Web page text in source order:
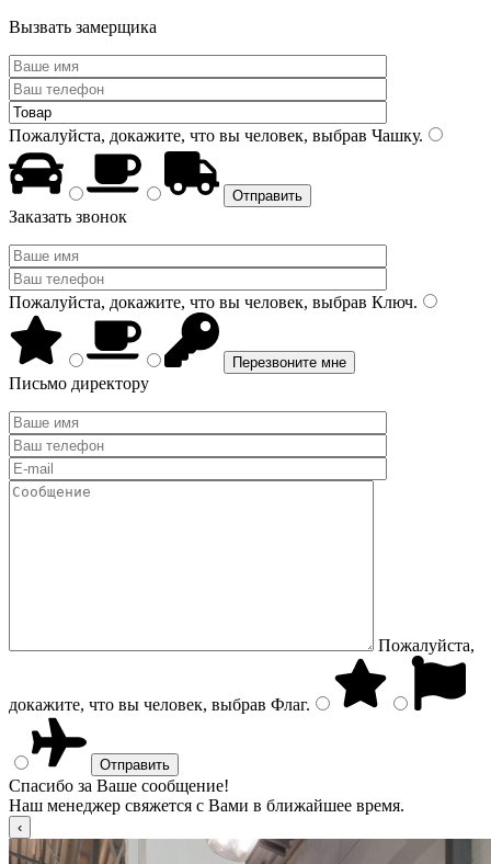
Вызвать замерщика
Пожалуйста, докажите, что вы человек, выбрав Чашку.
Заказать звонок
Пожалуйста, докажите, что вы человек, выбрав Ключ.
Письмо директору
Пожалуйста,
докажите, что вы человек, выбрав Флаг.
Спасибо за Ваше сообщение!
Наш менеджер свяжется с Вами в ближайшее время.